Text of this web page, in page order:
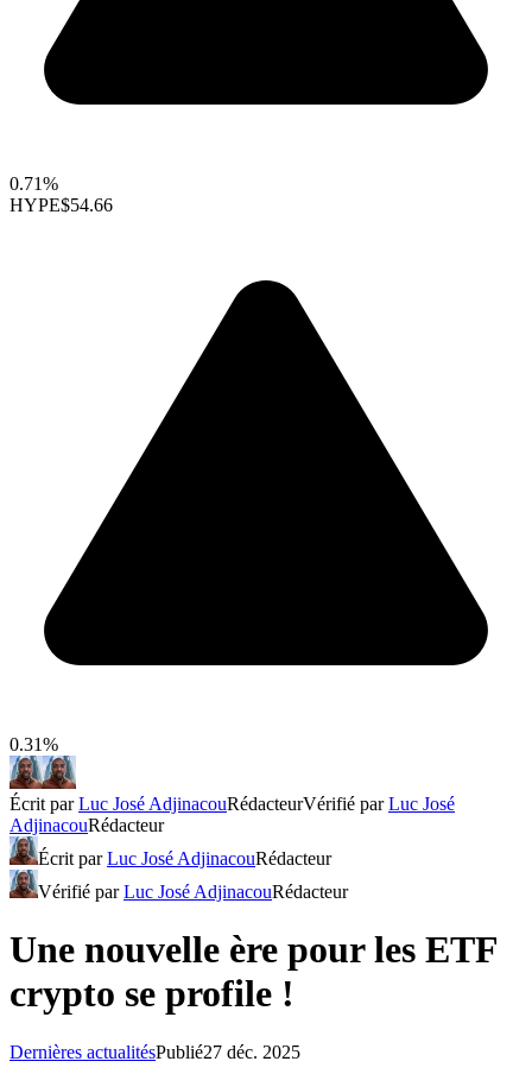
0.71%
HYPE$54.66
0.31%
Écrit parLuc José AdjinacouRédacteurVérifié parLuc José
AdjinacouRédacteur
Écrit parLuc José AdjinacouRédacteur
Vérifié parLuc José AdjinacouRédacteur
Une nouvelle ère pour les ETF
crypto se profile !
Dernières actualitésPublié27 déc. 2025